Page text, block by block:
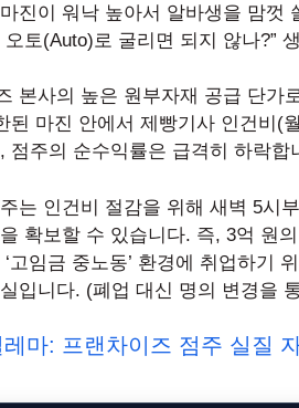
진이 워낙 높아서 알바생을 맘껏
토(Auto)로 굴리면 되지 않나?”
본사의 높은 원부자재 공급 단가
된 마진 안에서 제빵기사 인건비(
점주의 순수익률은 급격히 하락합
는 인건비 절감을 위해 새벽 5시
확보할 수 있습니다. 즉, 3억 원
고임금 중노동’ 환경에 취업하기
입니다. (폐업 대신 명의 변경을
마: 프랜차이즈 점주 실질